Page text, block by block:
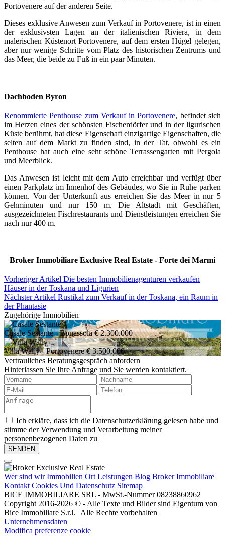
Portovenere auf der anderen Seite.
Dieses exklusive Anwesen zum Verkauf in Portovenere, ist in einen
der exklusivsten Lagen an der italienischen Riviera, in dem
malerischen Küstenort Portovenere, auf dem ersten Hügel gelegen,
aber nur wenige Schritte vom Platz des historischen Zentrums und
das Meer, die beide zu Fuß in ein paar Minuten.
Dachboden Byron
Renommierte Penthouse zum Verkauf in Portovenere, befindet sich
im Herzen eines der schönsten Fischerdörfer und in der ligurischen
Küste berühmt, hat diese Eigenschaft einzigartige Eigenschaften, die
selten auf dem Markt zu finden sind, in der Tat, obwohl es ein
Penthouse hat auch eine sehr schöne Terrassengarten mit Pergola
und Meerblick.
Das Anwesen ist leicht mit dem Auto erreichbar und verfügt über
einen Parkplatz im Innenhof des Gebäudes, wo Sie in Ruhe parken
können. Von der Unterkunft aus erreichen Sie das Meer in nur 5
Gehminuten und nur 150 m. Die Altstadt mit Geschäften,
ausgezeichneten Fischrestaurants und Dienstleistungen erreichen Sie
nach nur 400 m.
Broker Immobiliare Exclusive Real Estate - Forte dei Marmi
Vorheriger Artikel Die besten Immobilienagenturen verkaufen
Häuser in der Toskana und Ligurien
Nächster Artikel Rustikal zum Verkauf in der Toskana, ein Raum in
der Phantasie
Zugehörige Immobilien
Casale Sestante- Bonassola € 2.300.000
Villa Wally- Portovenere € 3.500.000
Vertrauliches Beratungsgespräch anfordern
Hinterlassen Sie Ihre Anfrage und Sie werden kontaktiert.
Ich erkläre, dass ich die Datenschutzerklärung gelesen habe und
stimme der Verwendung und Verarbeitung meiner
personenbezogenen Daten zu
Wer sind wir Immobilien Ort Leistungen Blog Broker Immobiliare
Kontakt Cookies Und Datenschutz Sitemap
BICE IMMOBILIARE SRL - MwSt.-Nummer 08238860962
Copyright 2016-2026 © - Alle Texte und Bilder sind Eigentum von
Bice Immobiliare S.r.l. | Alle Rechte vorbehalten
Unternehmensdaten
Modifica preferenze cookie